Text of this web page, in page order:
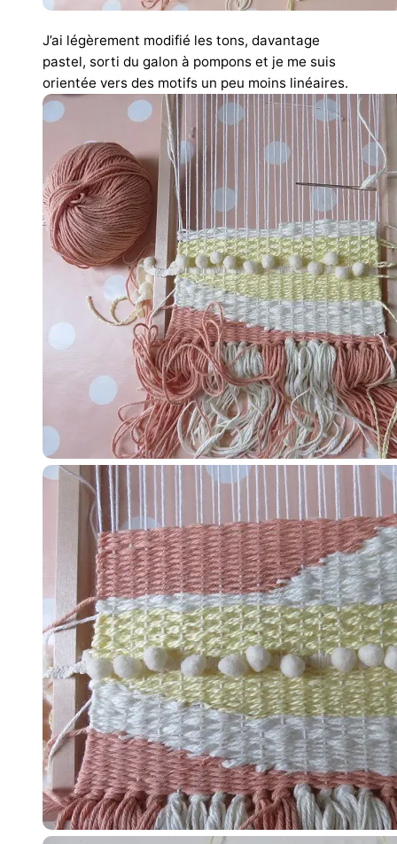
J’ai légèrement modifié les tons, davantage
pastel, sorti du galon à pompons et je me suis
orientée vers des motifs un peu moins linéaires.